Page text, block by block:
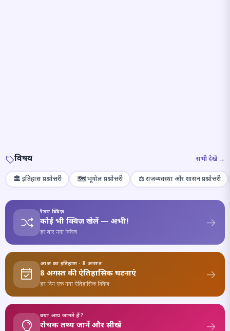
विषय सभी देखें →
🏛️ इतिहास प्रश्नोत्तरी 🗺️ भूगोल प्रश्नोत्तरी ⚖️ राजव्यवस्था और शासन प्रश्नोत्तरी
रैंडम क्विज़
कोई भी क्विज़ खेलें — अभी!
हर बार नया क्विज़
आज का इतिहास · 8 अगस्त
8 अगस्त की ऐतिहासिक घटनाएं
हर दिन एक नया ऐतिहासिक क्विज़
क्या आप जानते हैं?
रोचक तथ्य जानें और सीखें